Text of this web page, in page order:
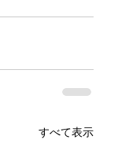
すべて表示